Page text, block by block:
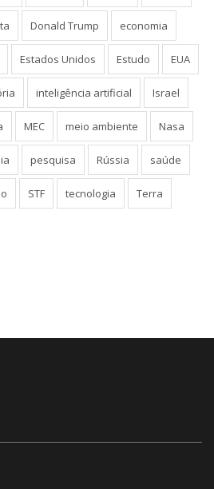
Donald Trump economia
Estados Unidos Estudo EUA
inteligência artificial Israel
MEC meio ambiente Nasa
pesquisa Rússia saúde
STF tecnologia Terra